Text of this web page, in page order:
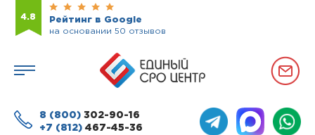
4.8
Рейтинг в Google
на основании 50 отзывов
8 (800) 302-90-16
+7 (812) 467-45-36